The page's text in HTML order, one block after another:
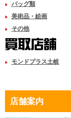
バッグ類
美術品・絵画
その他
モンドプラス土岐
店舗案内